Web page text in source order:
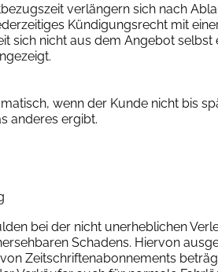
verlängern sich nach
Kündigungsrecht mit
sich nicht aus dem Angebot
wenn der Kunde nicht bis
anderes ergibt.
bei der nicht unerheblichen
Schadens. Hiervon
Zeitschriftenabonnements